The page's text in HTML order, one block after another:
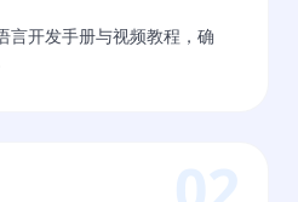
言开发手册与视频教程，确